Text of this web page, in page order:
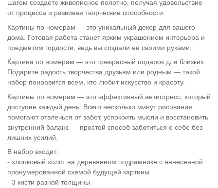
шагом создаете живописное полотно, получая удовольствие
от процесса и развивая творческие способности.
Картины по номерам — это уникальный декор для вашего
дома. Готовая работа станет ярким украшением интерьера и
предметом гордости, ведь вы создали её своими руками.
Картина по номерам — это прекрасный подарок для близких.
Подарите радость творчества друзьям или родным — такой
набор понравится всем, кто любит искусство и красоту.
Картины по номерам — это эффективный антистресс, который
доступен каждый день. Всего несколько минут рисования
помогают отвлечься от забот, успокоить мысли и восстановить
внутренний баланс — простой способ заботиться о себе без
лишних усилий.
В набор входит:
- хлопковый холст на деревянном подрамнике с нанесенной
пронумерованной схемой будущей картины
- 3 кисти разной толщины